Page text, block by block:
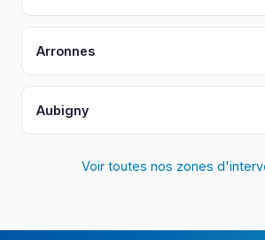
Arronnes
Aubigny
Voir toutes nos zones